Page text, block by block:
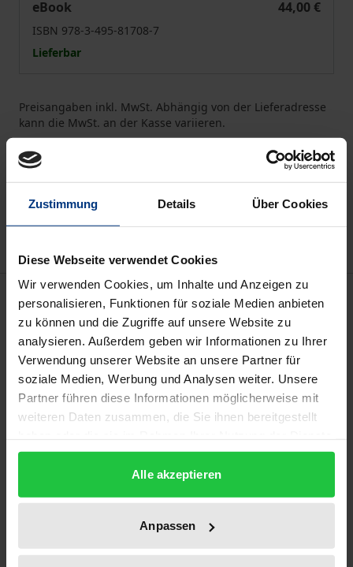
Zustimmung Details Über Cookies
Diese Webseite verwendet Cookies
Wir verwenden Cookies, um Inhalte und Anzeigen zu
personalisieren, Funktionen für soziale Medien anbieten
zu können und die Zugriffe auf unsere Website zu
analysieren. Außerdem geben wir Informationen zu Ihrer
Verwendung unserer Website an unsere Partner für
soziale Medien, Werbung und Analysen weiter. Unsere
Partner führen diese Informationen möglicherweise mit
weiteren Daten zusammen, die Sie ihnen bereitgestellt
gesammelt haben.
Alle akzeptieren
Anpassen
eBook
44,00 €
ISBN 978-3-495-81708-7
Lieferbar
Preisangaben inkl. MwSt. Abhängig von der Lieferadresse
kann die MwSt. an der Kasse variieren.
Hinweise zu Versandkosten
Beschreibung
Aus einer bestimmten Perspektive betrachtet, zeigt
sich Martin Heideggers erste systematische Schrift
„Sein und Zeit“ als Konzeptualisierung des „Sterns
der Erlösung“ von Franz Rosenzweig. Diesen Befund
Texte zu bestätigen. Ergänzend werden Heideggers
Arbeiten über rund zwanzig Jahre von seiner
Dissertation bis zu den „Beiträgen zur Philosophie“
verfolgt, um die Phasen einer Rezeption zwischen